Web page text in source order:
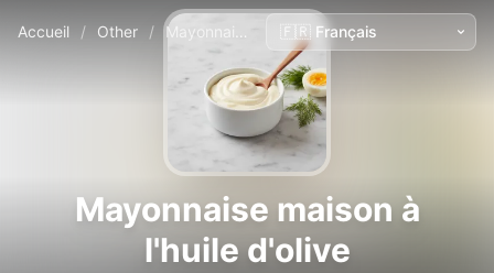
Accueil / Other / Mayonnaise maison à l'huile d'olive
Mayonnaise maison à
l'huile d'olive